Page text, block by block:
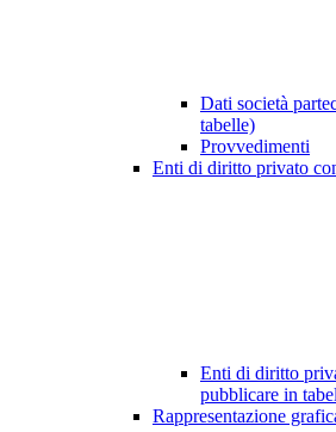
Dati società
tabelle)
Provvedimenti
Enti di diritto privato
Enti di diritto
pubblicare in
Rappresentazione